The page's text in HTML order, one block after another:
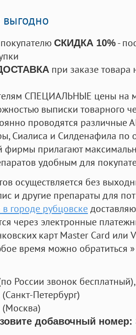
выгодно
СКИДКА 10%-
при заказе
СПЕЦИАЛЬНЫЕ цены на
выписки товарного
проводятся
Сиалиса и Силденафила по
фирмы прилагают
удобным для
осуществляется без
и другие препараты для
городе рубцовске
через электронные
карт Master Card или
время можно обратиться
по России звонок бесплатный),
(Санкт-Петербург)
(Москва)
добавочный номер: